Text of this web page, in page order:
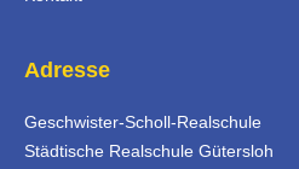
Adresse
Geschwister-Scholl-Realschule
Städtische Realschule Gütersloh